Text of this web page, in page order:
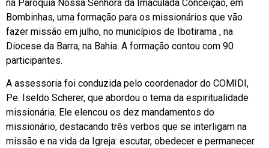
na Paróquia Nossa Senhora da Imaculada Conceição, em
Bombinhas, uma formação para os missionários que vão
fazer missão em julho, no municípios de Ibotirama , na
Diocese da Barra, na Bahia. A formação contou com 90
participantes.
A assessoria foi conduzida pelo coordenador do COMIDI,
Pe. Iseldo Scherer, que abordou o tema da espiritualidade
missionária. Ele elencou os dez mandamentos do
missionário, destacando três verbos que se interligam na
missão e na vida da Igreja: escutar, obedecer e permanecer.